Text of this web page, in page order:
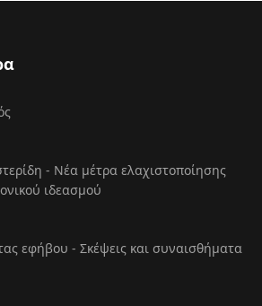
- Νέα μέτρα ελαχιστοποίησης
ιδεασμού
εφήβου - Σκέψεις και συναισθήματα